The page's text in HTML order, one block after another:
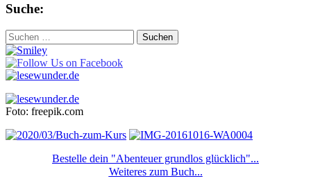
Suche:
Suchen
nach:
Foto: freepik.com
Bestelle dein "Abenteuer grundlos glücklich"...
Weiteres zum Buch...